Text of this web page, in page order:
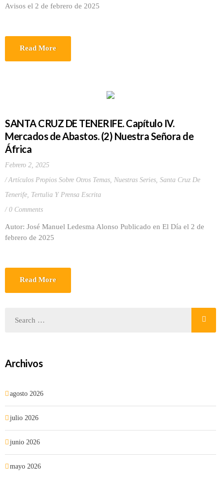
Avisos el 2 de febrero de 2025
Read More
SANTA CRUZ DE TENERIFE. Capítulo IV.
Mercados de Abastos. (2) Nuestra Señora de
África
Febrero 2, 2025
Artículos Propios Sobre Otros Temas, Nuestras Series, Santa Cruz De
Tenerife, Tertulia Y Prensa Escrita
0 Comments
Autor: José Manuel Ledesma Alonso Publicado en El Día el 2 de
febrero de 2025
Read More
Archivos
agosto 2026
julio 2026
junio 2026
mayo 2026